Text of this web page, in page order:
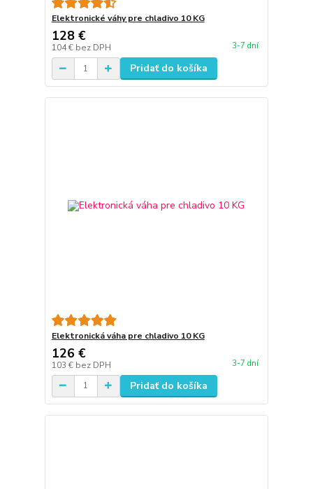
Elektronické váhy pre chladivo 10 KG
128 €
104 € bez DPH 3-7 dní
Pridať do košíka
Elektronická váha pre chladivo 10 KG
126 €
103 € bez DPH 3-7 dní
Pridať do košíka